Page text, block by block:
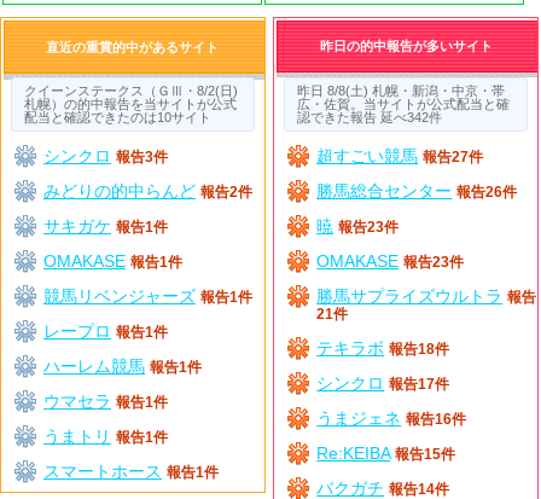
直近の重賞的中があるサイト
クイーンステークス（ＧⅢ・8/2(日)
札幌）の的中報告を当サイトが公式
配当と確認できたのは10サイト
シンクロ 報告3件
みどりの的中らんど 報告2件
サキガケ 報告1件
OMAKASE 報告1件
競馬リベンジャーズ 報告1件
レープロ 報告1件
ハーレム競馬 報告1件
ウマセラ 報告1件
うまトリ 報告1件
スマートホース 報告1件
昨日の的中報告が多いサイト
昨日 8/8(土) 札幌・新潟・中京・帯
広・佐賀。当サイトが公式配当と確
認できた報告 延べ342件
超すごい競馬 報告27件
勝馬総合センター 報告26件
暁 報告23件
OMAKASE 報告23件
勝馬サプライズウルトラ 報告
21件
テキラボ 報告18件
シンクロ 報告17件
うまジェネ 報告16件
Re:KEIBA 報告15件
バクガチ 報告14件